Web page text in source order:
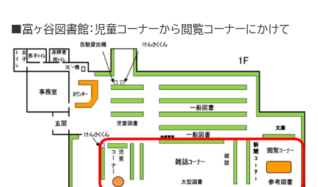
■富ヶ谷図書館：児童コーナーから閲覧コーナーにかけて